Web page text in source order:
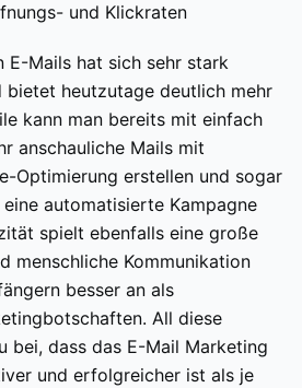
und Klickraten
E-Mails hat sich sehr stark
heutzutage deutlich mehr
kann man bereits mit einfach
anschauliche Mails mit
Optimierung erstellen und sogar
automatisierte Kampagne
spielt ebenfalls eine große
menschliche Kommunikation
besser an als
All diese
bei, dass das E-Mail Marketing
und erfolgreicher ist als je